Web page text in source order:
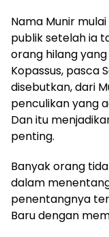
Nama Munir
publik setelah ia
orang hilang
Kopassus, pasca
disebutkan, dari
penculikan yang
Dan itu
penting.
Banyak orang
dalam
penentangnya
Baru dengan